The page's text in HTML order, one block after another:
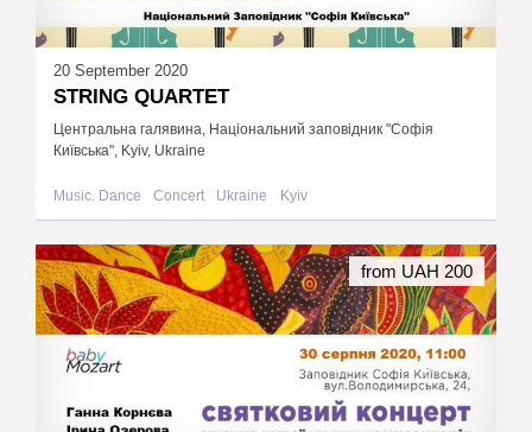
20 September 2020
STRING QUARTET
Центральна галявина, Національний заповідник "Софія
Київська", Kyiv, Ukraine
Music. Dance Concert Ukraine Kyiv
from UAH 200